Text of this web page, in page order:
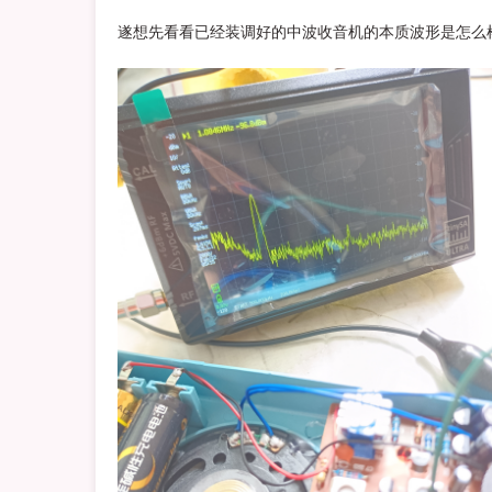
遂想先看看已经装调好的中波收音机的本质波形是怎么